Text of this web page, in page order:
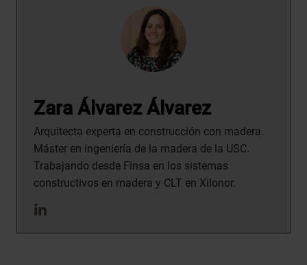
Zara Álvarez Álvarez
Arquitecta experta en construcción con madera.
Máster en ingeniería de la madera de la USC.
Trabajando desde Finsa en los sistemas
constructivos en madera y CLT en Xilonor.